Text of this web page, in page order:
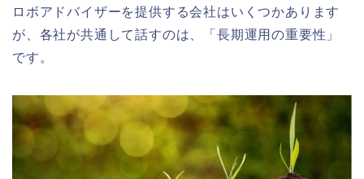
ロボアドバイザーを提供する会社はいくつかあります
が、各社が共通して話すのは、「長期運用の重要性」
です。